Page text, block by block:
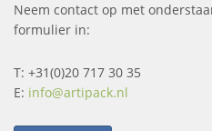
Neem contact op met
formulier in:
T: +31(0)20 717 30 35
E: info@artipack.nl